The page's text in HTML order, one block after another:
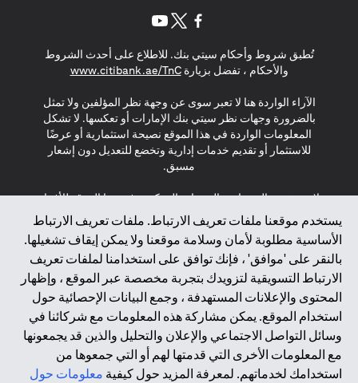
يستخدم موقعنا ملفات تعريف الارتباط. ملفات تعريف الارتباط
الأساسية مطلوبة لأمان وسلامة موقعنا ولا يمكن إيقاف تشغيلها.
بالنقر على 'موافق' ، فإنك توافق على استخدامنا لملفات تعريف
الارتباط التسويقية لتزويدك بتجربة مخصصة عبر الموقع ، وإظهار
المحتوى والإعلانات المستهدفة ، وجمع البيانات الإحصائية حول
استخدام الموقع. يمكن مشاركة هذه المعلومات مع شركائنا في
وسائل التواصل الاجتماعي والإعلان والتحليل والذين قد يجمعونها
مع المعلومات الأخرى التي قدمتها لهم أو التي جمعوها من
استخدامك لخدماتهم. لمعرفة المزيد حول كيفية معلومات حول
تُطبق شروط وأحكام سيتي بنك. للاطلاع على أحدث الشروط
والأحكام ، تفضل بزيارةwww.citibank.ae/TnC
(opens in a new tab)
الآراء الواردة هنا لا تعبر سوى عن وجهة نظر المؤلفين ولا تمثل
بالضرورة وجهات نظر سيتي بنك الإمارات أو تعكسها. لا تشكل
المعلومات الواردة في هذا الموقع نصيحة استثمارية أو عرضًا
للاستثمار أو تقديم خدمات إدارية وتخضع للتعديل دون إشعار
مسبق.
لا يتم تقديم المنتجات والخدمات المذكورة في هذا الموقع للأفراد
المقيمين في الاتحاد الأوروبي أو المنطقة الاقتصادية الأوروبية أو
سويسرا أو غيرنسي أو جيرسي أو موناكو أو سان مارينو أو
الفاتيكان أو جزيرة مان أو المملكة المتحدة أو خصوصية البيانات
(لائحة حماية البيانات العامة \ قانون حماية البيانات الشخصية
العامة \ قانون خصوصية نيوزيلندا). المحتوى الموجود في هذه
الصفحة ليس ولا ينبغي تفسيره على أنه عرض أو دعوة أو دعوة
لشراء أو بيع أي من المنتجات والخدمات المذكورة هنا لمثل هؤلاء
الأفراد.
*GDPR – اللائحة العامة لحماية البيانات؛ * LGPD – Lei Geral de
Proteção de Dados Pessoais ; *NZPA – قانون الخصوصية